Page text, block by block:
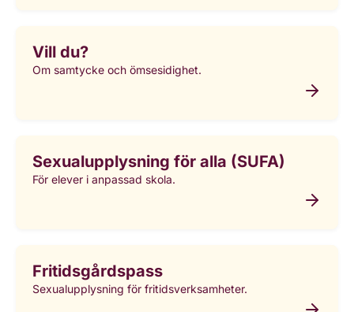
Vill du?
Om samtycke och ömsesidighet.
Sexualupplysning för alla (SUFA)
För elever i anpassad skola.
Fritidsgårdspass
Sexualupplysning för fritidsverksamheter.